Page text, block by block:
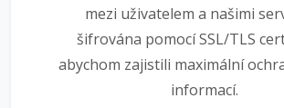
mezi uživatelem a našimi
šifrována pomocí SSL/TLS
abychom zajistili maximální
informací.